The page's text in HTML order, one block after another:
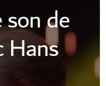
de
Hans